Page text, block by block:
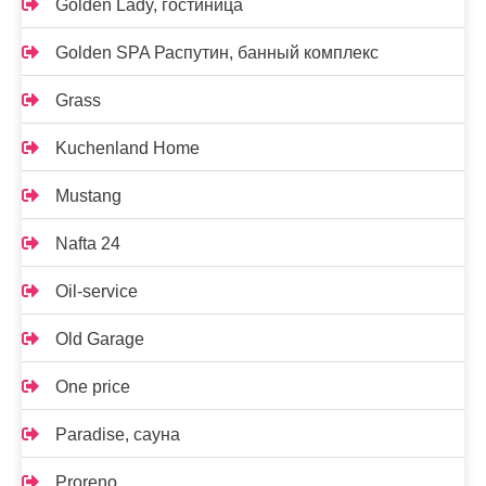
Golden Lady, гостиница
Golden SPA Распутин, банный комплекс
Grass
Kuchenland Home
Mustang
Nafta 24
Oil-service
Old Garage
One price
Paradise, сауна
Proreno